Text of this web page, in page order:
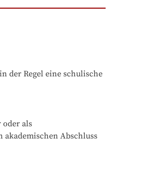
der Regel eine schulische
oder als
akademischen Abschluss